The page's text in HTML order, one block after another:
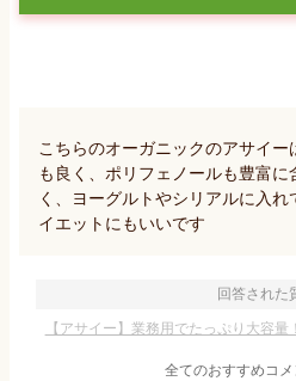
こちらのオーガニックのアサイ
も良く、ポリフェノールも豊富
く、ヨーグルトやシリアルに入
イエットにもいいです
回答された
【アサイー】業務用でたっぷり大容
全てのおすすめコメ